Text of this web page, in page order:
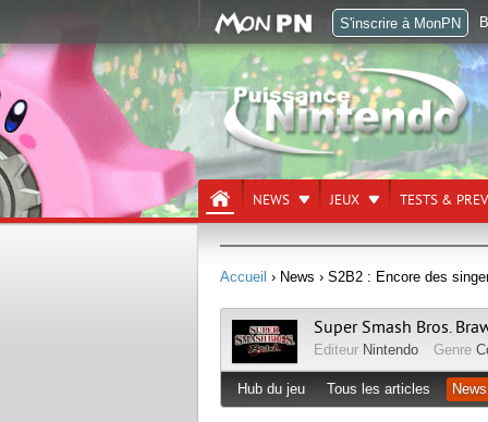
NEWS JEUX TESTS &
Accueil › News › S2B2 : Encore des
Super Smash Bros.
Editeur Nintendo Genre
Hub du jeu Tous les articles News
S'inscrire à MonPN